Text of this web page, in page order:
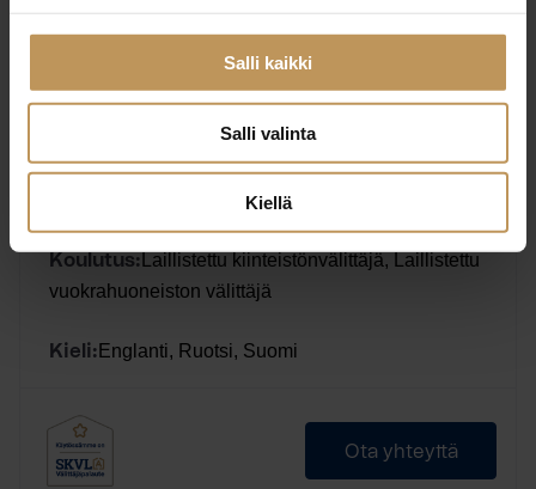
Salli kaikki
Salli valinta
Kiellä
Harri Boelius
Haave LKV | Haavekoti Oy – Pori
Koulutus: Laillistettu kiinteistönvälittäjä, Laillistettu
vuokrahuoneiston välittäjä
Kieli: Englanti, Ruotsi, Suomi
Ota yhteyttä